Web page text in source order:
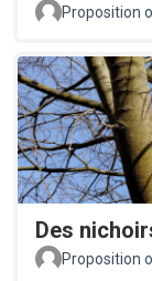
Proposition
Des
Proposition